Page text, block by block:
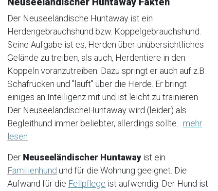
Der Neuseeländische Huntaway ist ein
Herdengebrauchshund bzw. Koppelgebrauchshund.
Seine Aufgabe ist es, Herden über unübersichtliches
Gelände zu treiben, als auch, Herdentiere in den
Koppeln voranzutreiben. Dazu springt er auch auf z.B.
Schafrücken und "läuft" über die Herde. Er bringt
einiges an Intelligenz mit und ist leicht zu trainieren.
Der NeuseeländischeHuntaway wird (leider) als
Begleithund immer beliebter, allerdings sollte... mehr
lesen
Der Neuseeländischer Huntaway ist ein
Familienhund und für die Wohnung geeignet. Die
Aufwand für die Fellpflege ist aufwendig. Der Hund ist